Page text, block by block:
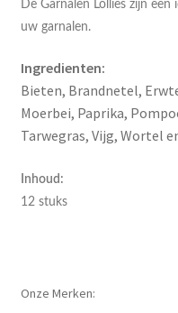
De Garnalen Lollies zijn
uw garnalen.
Ingredienten:
Bieten, Brandnetel,
Moerbei, Paprika,
Tarwegras, Vijg, Wortel
Inhoud:
12 stuks
Onze Merken: